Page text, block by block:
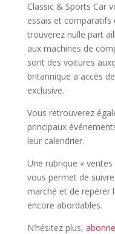
Classic & Sports Car
essais et comparatifs
trouverez nulle part
aux machines de
sont des voitures
britannique a accès
exclusive.
Vous retrouverez
principaux
leur calendrier.
Une rubrique «
vous permet de
marché et de repérer
encore abordables.
N’hésitez plus,